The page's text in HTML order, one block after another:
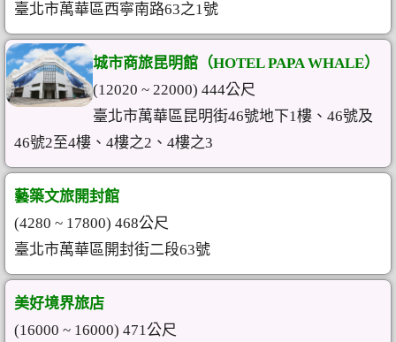
臺北市萬華區西寧南路63之1號
城市商旅昆明館（HOTEL PAPA WHALE）
(12020 ~ 22000) 444公尺
臺北市萬華區昆明街46號地下1樓、46號及
46號2至4樓、4樓之2、4樓之3
藝築文旅開封館
(4280 ~ 17800) 468公尺
臺北市萬華區開封街二段63號
美好境界旅店
(16000 ~ 16000) 471公尺